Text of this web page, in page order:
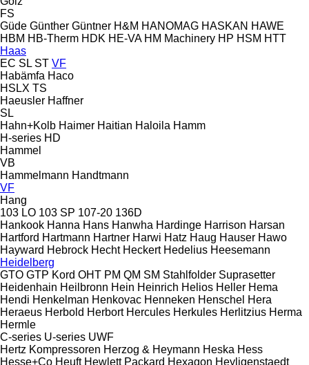
FS
Güde Günther Güntner H&M HANOMAG HASKAN HAWE
HBM HB‑Therm HDK HE-VA HM Machinery HP HSM HTT
Haas
EC SL ST VF
Habämfa Haco
HSLX TS
Haeusler Haffner
SL
Hahn+Kolb Haimer Haitian Haloila Hamm
H-series HD
Hammel
VB
Hammelmann Handtmann
VF
Hang
103 LO 103 SP 107-20 136D
Hankook Hanna Hans Hanwha Hardinge Harrison Harsan
Hartford Hartmann Hartner Harwi Hatz Haug Hauser Hawo
Hayward Hebrock Hecht Heckert Hedelius Heesemann
Heidelberg
GTO GTP Kord OHT PM QM SM Stahlfolder Suprasetter
Heidenhain Heilbronn Hein Heinrich Helios Heller Hema
Hendi Henkelman Henkovac Henneken Henschel Hera
Heraeus Herbold Herbort Hercules Herkules Herlitzius Herma
Hermle
C-series U-series UWF
Hertz Kompressoren Herzog & Heymann Heska Hess
Hesse+Co Heuft Hewlett Packard Hexagon Heyligenstaedt